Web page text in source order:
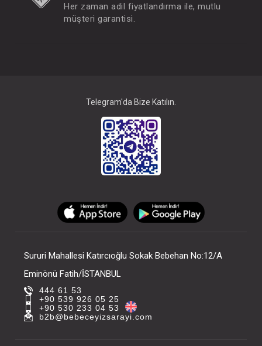
Her zaman adil fiyatlandırma ile, mutlu
müşteri garantisi.
Telegram'da Bize Katılın.
Sururi Mahallesi Katırcıoğlu Sokak Bebehan No:12/A
Eminönü Fatih/İSTANBUL
444 61 53
+90 539 926 05 25
+90 530 233 04 53
b2b@bebeceyizsarayi.com